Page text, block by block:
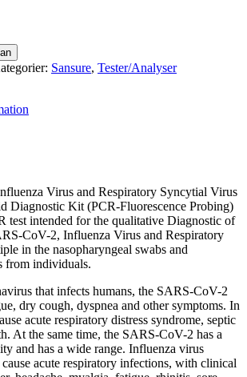
Sansure, Tester/Analyser
Virus and Respiratory Syncytial Virus
Diagnostic Kit (PCR-Fluorescence Probing)
test intended for the qualitative Diagnostic of
CoV-2, Influenza Virus and Respiratory
in the nasopharyngeal swabs and
from individuals.
that infects humans, the SARS-CoV-2
dry cough, dyspnea and other symptoms. In
acute respiratory distress syndrome, septic
At the same time, the SARS-CoV-2 has a
and has a wide range. Influenza virus
acute respiratory infections, with clinical